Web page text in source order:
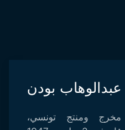
عبدالوهاب بودن
مخرج ومنتج تونسي،